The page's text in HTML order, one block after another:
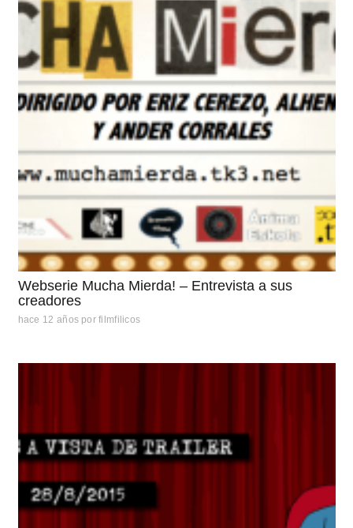
Webserie Mucha Mierda! – Entrevista a sus
creadores
hace 12 años por filmfilicos